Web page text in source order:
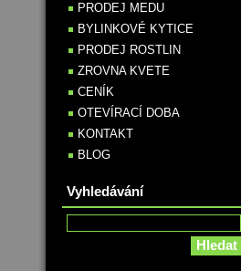
PRODEJ MEDU
BYLINKOVÉ KYTICE
PRODEJ ROSTLIN
ZROVNA KVETE
CENÍK
OTEVÍRACÍ DOBA
KONTAKT
BLOG
Vyhledávání